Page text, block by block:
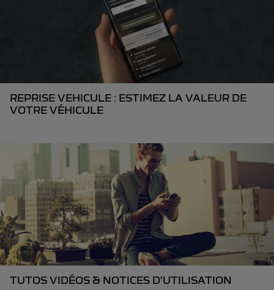
REPRISE VEHICULE : ESTIMEZ LA VALEUR DE
VOTRE VÉHICULE
TUTOS VIDÉOS & NOTICES D’UTILISATION